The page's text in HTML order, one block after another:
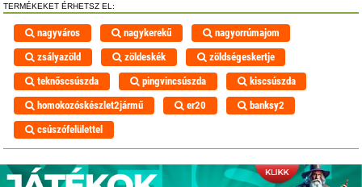
TERMÉKEKET ÉRHETSZ EL:
nagyváros nagykerekű
nagyorrúmajom
zsályazöld
zöldeskék
zöldségeskertje
teknőscsúszda
pingvincsúszda
kiscsúszda
homokozóskészlet2jármű
er20
banksy2
csúszófelülettel